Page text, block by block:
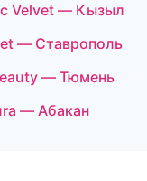
Velvet — Кызыл
— Ставрополь
— Тюмень
— Абакан